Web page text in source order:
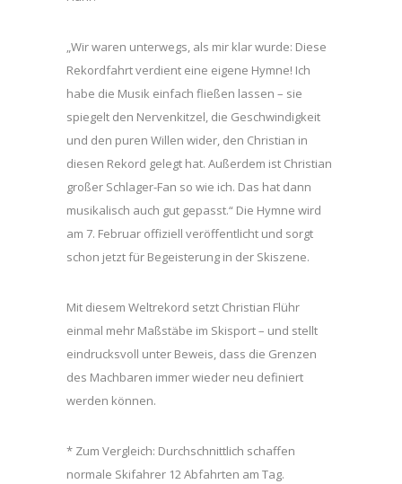
„Wir waren unterwegs, als mir klar wurde: Diese
Rekordfahrt verdient eine eigene Hymne! Ich
habe die Musik einfach fließen lassen – sie
spiegelt den Nervenkitzel, die Geschwindigkeit
und den puren Willen wider, den Christian in
diesen Rekord gelegt hat. Außerdem ist Christian
großer Schlager-Fan so wie ich. Das hat dann
musikalisch auch gut gepasst.“ Die Hymne wird
am 7. Februar offiziell veröffentlicht und sorgt
schon jetzt für Begeisterung in der Skiszene.
Mit diesem Weltrekord setzt Christian Flühr
einmal mehr Maßstäbe im Skisport – und stellt
eindrucksvoll unter Beweis, dass die Grenzen
des Machbaren immer wieder neu definiert
werden können.
* Zum Vergleich: Durchschnittlich schaffen
normale Skifahrer 12 Abfahrten am Tag.